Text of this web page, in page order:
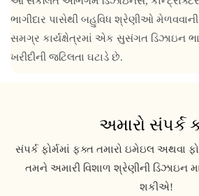
ભાગીદાર પાસેથી બહુવિધ શ્રેણીઓ
સમગ્ર કાર્યક્ષેત્રમાં એક સુસંગત ડિઝાઇન
ખરીદીની જટિલતા ઘટાડે છે.
અમારો સંપર્ક
સંપર્ક ફોર્મમાં ફક્ત તમારો ઇમેઇલ અથવા
તમને અમારી વિશાળ શ્રેણીની ડિઝાઇન
શકીએ!